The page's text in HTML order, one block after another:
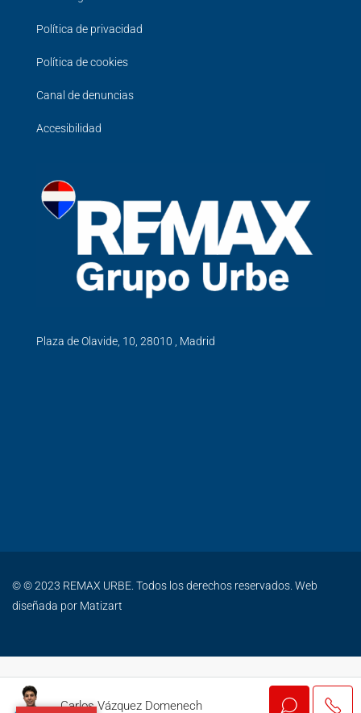
Política de privacidad
Política de cookies
Canal de denuncias
Accesibilidad
Plaza de Olavide, 10, 28010 , Madrid
© © 2023 REMAX URBE. Todos los derechos reservados. Web
diseñada por Matizart
Carlos Vázquez Domenech